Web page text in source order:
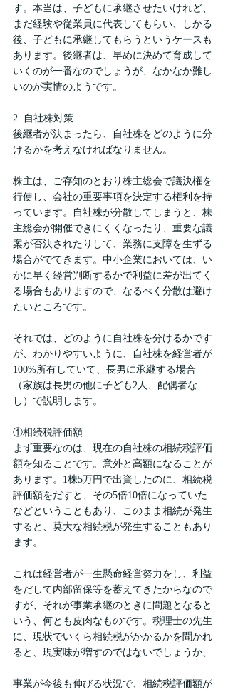
す。本当は、子どもに承継させたいけれど、
まだ経験や従業員に代表してもらい、しかる
後、子どもに承継してもらうというケースも
あります。後継者は、早めに決めて育成して
いくのが一番なのでしょうが、なかなか難し
いのが実情のようです。
2. 自社株対策
後継者が決まったら、自社株をどのように分
けるかを考えなければなりません。
株主は、ご存知のとおり株主総会で議決権を
行使し、会社の重要事項を決定する権利を持
っています。自社株が分散してしまうと、株
主総会が開催できにくくなったり、重要な議
案が否決されたりして、業務に支障を生ずる
場合がでてきます。中小企業においては、い
かに早く経営判断するかで利益に差が出てく
る場合もありますので、なるべく分散は避け
たいところです。
それでは、どのように自社株を分けるかです
が、わかりやすいように、自社株を経営者が
100%所有していて、長男に承継する場合
（家族は長男の他に子ども2人、配偶者な
し）で説明します。
①相続税評価額
まず重要なのは、現在の自社株の相続税評価
額を知ることです。意外と高額になることが
あります。1株5万円で出資したのに、相続税
評価額をだすと、その5倍10倍になっていた
などということもあり、このまま相続が発生
すると、莫大な相続税が発生することもあり
ます。
これは経営者が一生懸命経営努力をし、利益
をだして内部留保等を蓄えてきたからなので
すが、それが事業承継のときに問題となると
いう、何とも皮肉なものです。税理士の先生
に、現状でいくら相続税がかかるかを聞かれ
ると、現実味が増すのではないでしょうか、
事業が今後も伸びる状況で、相続税評価額が